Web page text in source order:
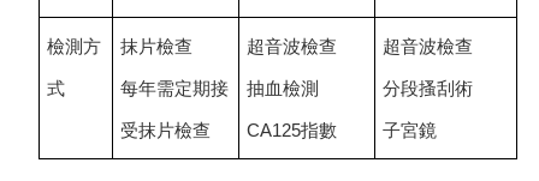
檢測方
式
抹片檢查
每年需定期接
受抹片檢查
超音波檢查
抽血檢測
CA125指數
超音波檢查
分段搔刮術
子宮鏡